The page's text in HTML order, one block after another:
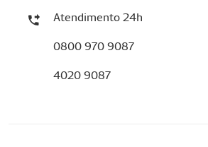
Atendimento 24h
0800 970 9087
4020 9087